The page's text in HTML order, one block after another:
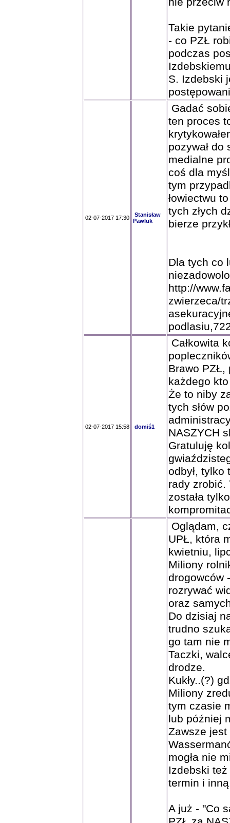
Takie
- co PZŁ
podczas
S. Izdebski
02-07-2017 17:30
Stanisław
Pawluk
Gadać
ten proces
pozywał do
medialne
coś dla
tym
łowiectwu
tych złych
bierze
Dla tych co
http://
zwierzeca/
02-07-2017 15:58 domiś1
Całkowita
Brawo
każdego
Że to niby
tych słów
NASZYCH
Gratuluję
odbył, tylko
rady zrobić.
została
Oglądam,
UPŁ, która
kwietniu,
Miliony
drogowców
rozrywać
oraz
Do dzisiaj
trudno
go tam nie
Taczki,
drodze.
Kukły..(?)
Miliony
tym czasie
lub później
Zawsze
mogła nie
Izdebski
termin i
A już - "Co